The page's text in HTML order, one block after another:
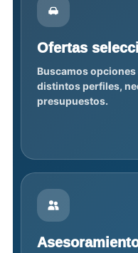
Ofertas
Buscamos
distintos perfiles,
presupuestos.